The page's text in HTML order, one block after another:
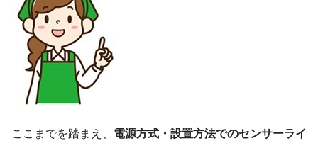
ここまでを踏まえ、 電源方式・設置方法でのセンサーライ